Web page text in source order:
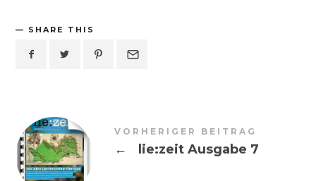
SHARE THIS
VORHERIGER BEITRAG
← lie:zeit Ausgabe 7